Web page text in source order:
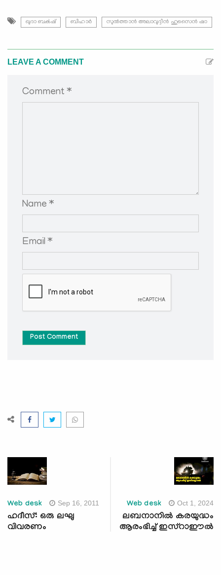
ഖുദാ ബക്‍ഷ് ബീഹാർ സുൽത്താൻ അലാവുദ്ദീൻ ഹുസൈൻ ഷാ
LEAVE A COMMENT
Comment *
Name *
Email *
Post Comment
Web desk Sep 16, 2011
ഹദീസ്: ഒരു ലഘു
വിവരണം
Web desk Oct 1, 2024
ലബനാനില്‍ കരയുദ്ധം
ആരംഭിച്ച് ഇസ്റാഈല്‍